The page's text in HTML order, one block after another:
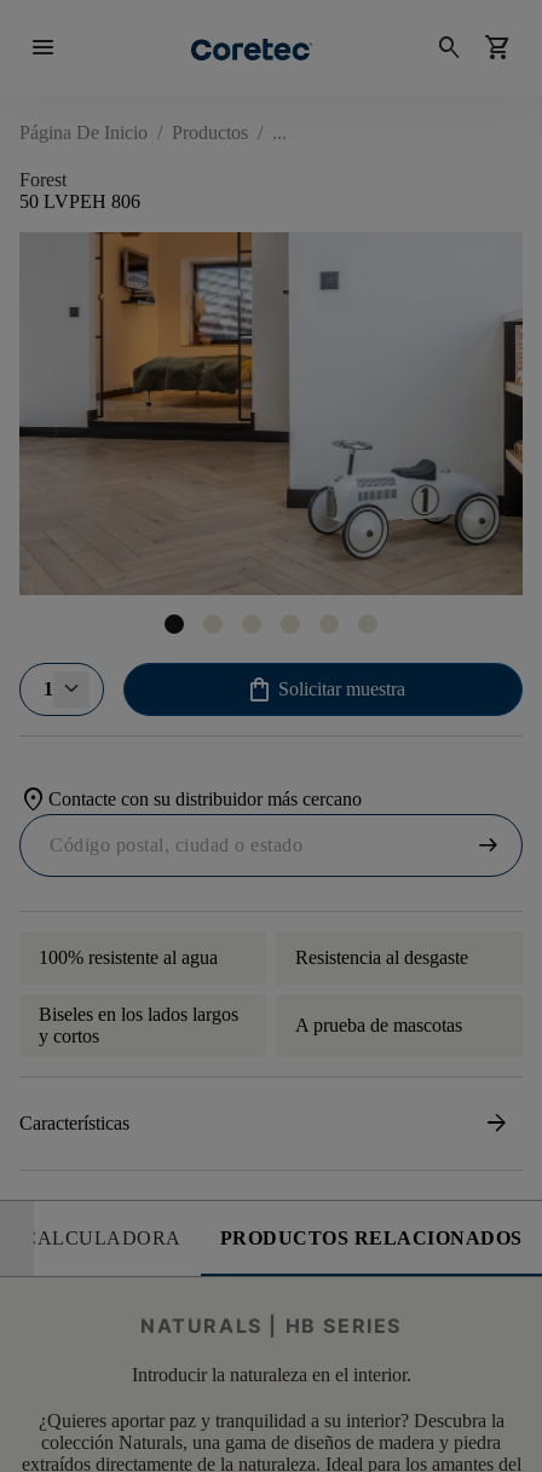
menu search shopping_cart
Página De Inicio / Productos /
Forest
50 LVPEH 806
1 shopping_bag Solicitar muestra
location_on Contacte con su distribuidor más cercano
arrow_right_alt
100% resistente al agua Resistencia al desgaste
Biseles en los lados largos
y cortos
A prueba de mascotas
Características arrow_forward
CALCULADORA PRODUCTOS RELACIONADOS
NATURALS | HB SERIES
Introducir la naturaleza en el interior.
¿Quieres aportar paz y tranquilidad a su interior? Descubra la
colección Naturals, una gama de diseños de madera y piedra
extraídos directamente de la naturaleza. Ideal para los amantes del